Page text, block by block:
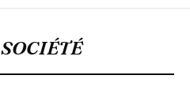
SOCIÉTÉ